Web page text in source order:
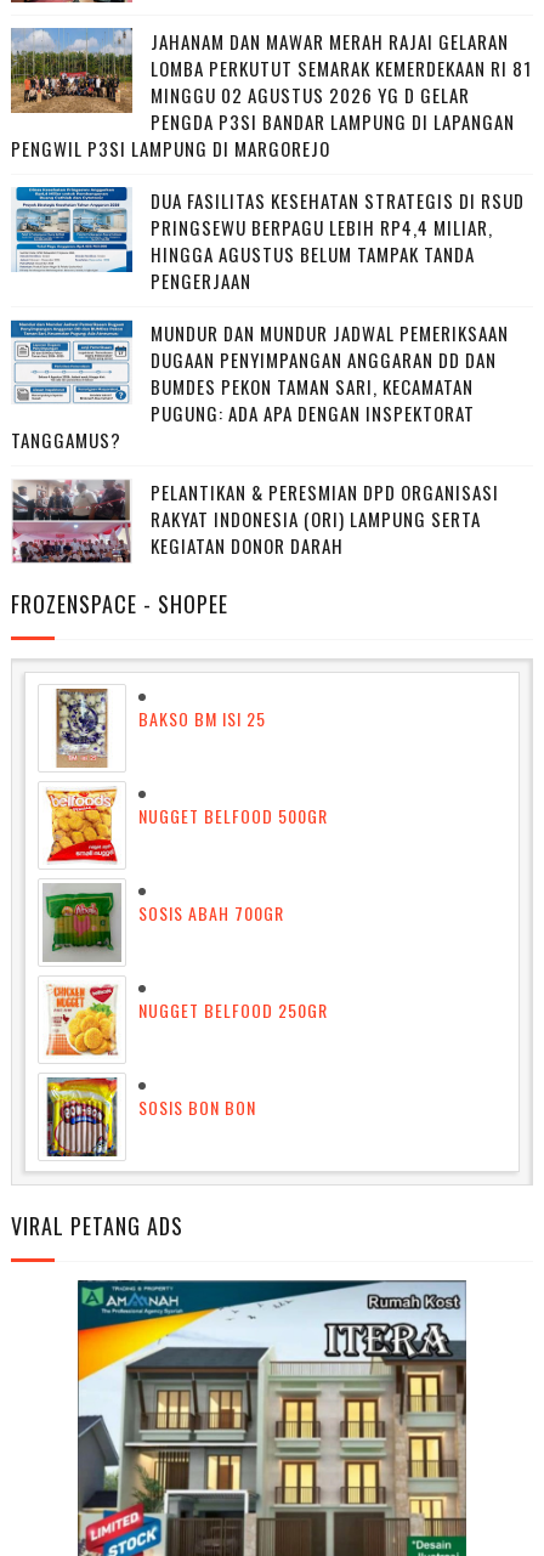
JAHANAM DAN MAWAR MERAH RAJAI GELARAN
LOMBA PERKUTUT SEMARAK KEMERDEKAAN RI 81
MINGGU 02 AGUSTUS 2026 YG D GELAR
PENGDA P3SI BANDAR LAMPUNG DI LAPANGAN
PENGWIL P3SI LAMPUNG DI MARGOREJO
DUA FASILITAS KESEHATAN STRATEGIS DI RSUD
PRINGSEWU BERPAGU LEBIH RP4,4 MILIAR,
HINGGA AGUSTUS BELUM TAMPAK TANDA
PENGERJAAN
MUNDUR DAN MUNDUR JADWAL PEMERIKSAAN
DUGAAN PENYIMPANGAN ANGGARAN DD DAN
BUMDES PEKON TAMAN SARI, KECAMATAN
PUGUNG: ADA APA DENGAN INSPEKTORAT
TANGGAMUS?
PELANTIKAN & PERESMIAN DPD ORGANISASI
RAKYAT INDONESIA (ORI) LAMPUNG SERTA
KEGIATAN DONOR DARAH
FROZENSPACE - SHOPEE
BAKSO BM ISI 25
NUGGET BELFOOD 500GR
SOSIS ABAH 700GR
NUGGET BELFOOD 250GR
SOSIS BON BON
VIRAL PETANG ADS